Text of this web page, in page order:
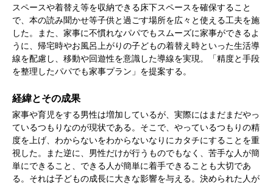
スペースや着替え等を収納できる床下スペースを確保すること
で、本の読み聞かせ等子供と過ごす場所を広々と使える工夫を施
した。また、家事に不慣れなパパでもスムーズに家事ができるよ
うに、帰宅時やお風呂上がりの子どもの着替え時といった生活導
線を配慮し、移動や回遊性を意識した導線を実現。「精度と手段
を整理したパパでも家事プラン」を提案する。
経緯とその成果
家事や育児をする男性は増加しているが、実際にはまだまだやっ
ているつもりなのが現状である。そこで、やっているつもりの精
度を上げ、わからないをわからないなりにカタチにすることを重
視した。また逆に、男性だけが行うものでもなく、苦手な人が簡
単にできること、できる人が簡単に着手できることも大切であ
る。それは子どもの成長に大きな影響を与える。決められた人が